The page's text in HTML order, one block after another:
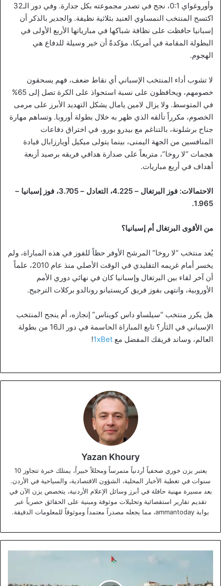
وأوروغواي 0:1، نجح في تصدر مجموعته بكل جدارة. وفي دور الـ32
اكتسح المنتخب النمساوي العنيد بثلاثية نظيفة. والجدير بالذكر أن
إسبانيا حافظت على نظافة شباكها في مبارياتها الأربع الأولى في
البطولة المقامة في أمريكا، مؤكدةً أن خير وسيلة للدفاع هي
الهجوم.
لا تشوب أداء المنتخب الإسباني أي نقاط ضعف، فهم يسحقون
خصومهم، ويحافظون على نسبة استحواذ على الكرة تصل إلى 65%
في المتوسط. ولا يزال لامين يامال يشكل التهديد الأبرز على مرمى
الخصوم، مكرراً تألقه الذي ظهر به خلال بطولة أوروبا. وتساهم مهارة
جناح برشلونة، بالتناغم مع بيدرو بورو، في اختراق دفاعات
المنافسين من الجهة اليمنى، بينما يتولى ميكيل أويارزابال قيادة
هجمات “لا روخا”، متربعاً على صدارة هدافي فريقه برصيد أربعة
أهداف في أربع مباريات.
الاحتمالات: فوز البرتغال – 4.225، التعادل – 3.705، فوز إسبانيا –
1.965.
من الأقوى البرتغال أم إسبانيا؟
يُعد منتخب “لا روخا” المرشح الأوفر حظاً للفوز في هذه المباراة، ولم
يخسر أمام غريمه التقليدي في الوقت الأصلي منذ عام 2010، علماً
أن آخر لقاء بين البرتغال وإسبانيا كان في نهائي دوري الأمم
الأوروبية، وانتهى بفوز فريق كريستيانو رونالدو بركلات الترجيح.
هل يكرر منتخب “سيلساو داس كويناس” إنجازه، أم ينجح المنتخب
الإسباني في الثأر؟ تابع المباراة الحاسمة في دور الـ16 من بطولة
العالم، وساند فريقك المفضل مع 1xBet
!
Yazan Khoury
يعتبر يزن خوري صحفياً أردنياً متمرساً ومحللاً خبيراً، يمتلك خبرة تتجاوز 10
سنوات في تغطية الأخبار المحلية، الشؤون الاقتصادية، والسياحية في الأردن.
بعد مسيرة مهنية حافلة في أبرز وسائل الإعلام الأردنية، يتخصص يزن الآن في
تقديم تقارير استقصائية وتحليلات موثوقة ومبنية على الحقائق حصرياً عبر
بوابة ammantoday، مما يجعله مصدراً معتمداً وموثوقاً للمعلومات الدقيقة.